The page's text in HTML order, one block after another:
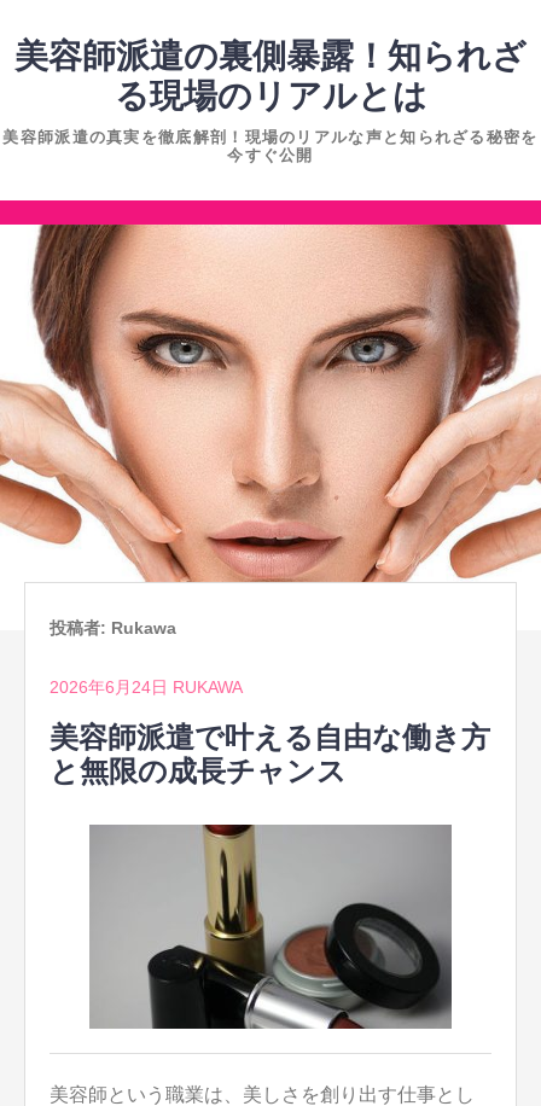
ン
ツ
美容師派遣の裏側暴露！知られざ
る現場のリアルとは
美容師派遣の真実を徹底解剖！現場のリアルな声と知られざる秘密を
今すぐ公開
コ
へ
ス
キ
ッ
プ
投稿者: Rukawa
2026年6月24日 RUKAWA
美容師派遣で叶える自由な働き方
と無限の成長チャンス
美容師という職業は、美しさを創り出す仕事とし